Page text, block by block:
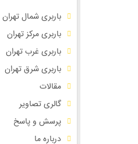
باربری شمال تهران
باربری مرکز تهران
باربری غرب تهران
باربری شرق تهران
مقالات
گالری تصاویر
پرسش و پاسخ
درباره ما